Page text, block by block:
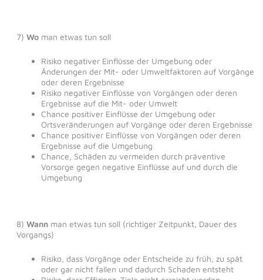
7) Woman etwas tun soll
Risiko negativer Einflüsse der Umgebung oder
Änderungen der Mit- oder Umweltfaktoren auf Vorgänge
oder deren Ergebnisse
Risiko negativer Einflüsse von Vorgängen oder deren
Ergebnisse auf die Mit- oder Umwelt
Chance positiver Einflüsse der Umgebung oder
Ortsveränderungen auf Vorgänge oder deren Ergebnisse
Chance positiver Einflüsse von Vorgängen oder deren
Ergebnisse auf die Umgebung
Chance, Schäden zu vermeiden durch präventive
Vorsorge gegen negative Einflüsse auf und durch die
Umgebung
8) Wannman etwas tun soll (richtiger Zeitpunkt, Dauer des
Vorgangs)
Risiko, dass Vorgänge oder Entscheide zu früh, zu spät
oder gar nicht fallen und dadurch Schaden entsteht